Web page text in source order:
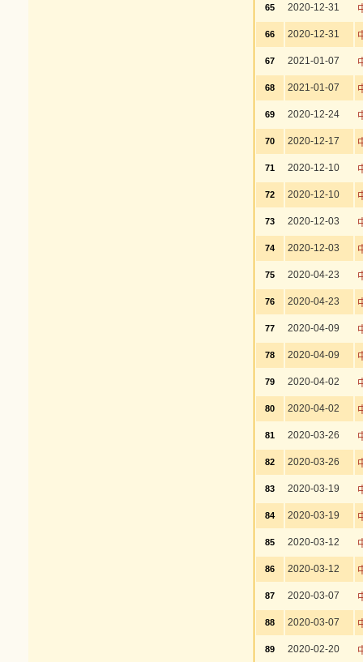
65 2020-12-31
66 2020-12-31
67 2021-01-07
68 2021-01-07
69 2020-12-24
70 2020-12-17
71 2020-12-10
72 2020-12-10
73 2020-12-03
74 2020-12-03
75 2020-04-23
76 2020-04-23
77 2020-04-09
78 2020-04-09
79 2020-04-02
80 2020-04-02
81 2020-03-26
82 2020-03-26
83 2020-03-19
84 2020-03-19
85 2020-03-12
86 2020-03-12
87 2020-03-07
88 2020-03-07
89 2020-02-20